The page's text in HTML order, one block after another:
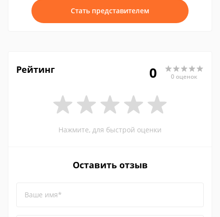
Стать представителем
Рейтинг 0 0 оценок
Нажмите, для быстрой оценки
Оставить отзыв
Ваше имя*